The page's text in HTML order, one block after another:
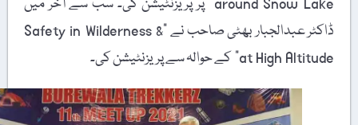
around Snow Lake” پر پریزنٹیشن کی۔ سب سے آخر میں
ڈاکٹر عبدالجبار بھٹی صاحب نے "Safety in Wilderness &
at High Altitude” کے حوالہ سے پریزنٹیشن کی۔